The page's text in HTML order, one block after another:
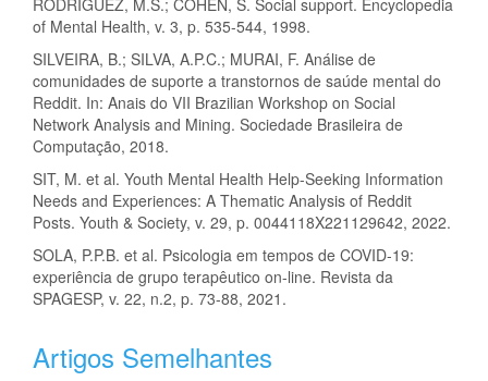
of Mental Health, v. 3, p. 535-544, 1998.
SILVEIRA, B.; SILVA, A.P.C.; MURAI, F. Análise de
comunidades de suporte a transtornos de saúde mental do
Reddit. In: Anais do VII Brazilian Workshop on Social
Network Analysis and Mining. Sociedade Brasileira de
Computação, 2018.
SIT, M. et al. Youth Mental Health Help-Seeking Information
Needs and Experiences: A Thematic Analysis of Reddit
Posts. Youth & Society, v. 29, p. 0044118X221129642, 2022.
SOLA, P.P.B. et al. Psicologia em tempos de COVID-19:
experiência de grupo terapêutico on-line. Revista da
SPAGESP, v. 22, n.2, p. 73-88, 2021.
Artigos Semelhantes